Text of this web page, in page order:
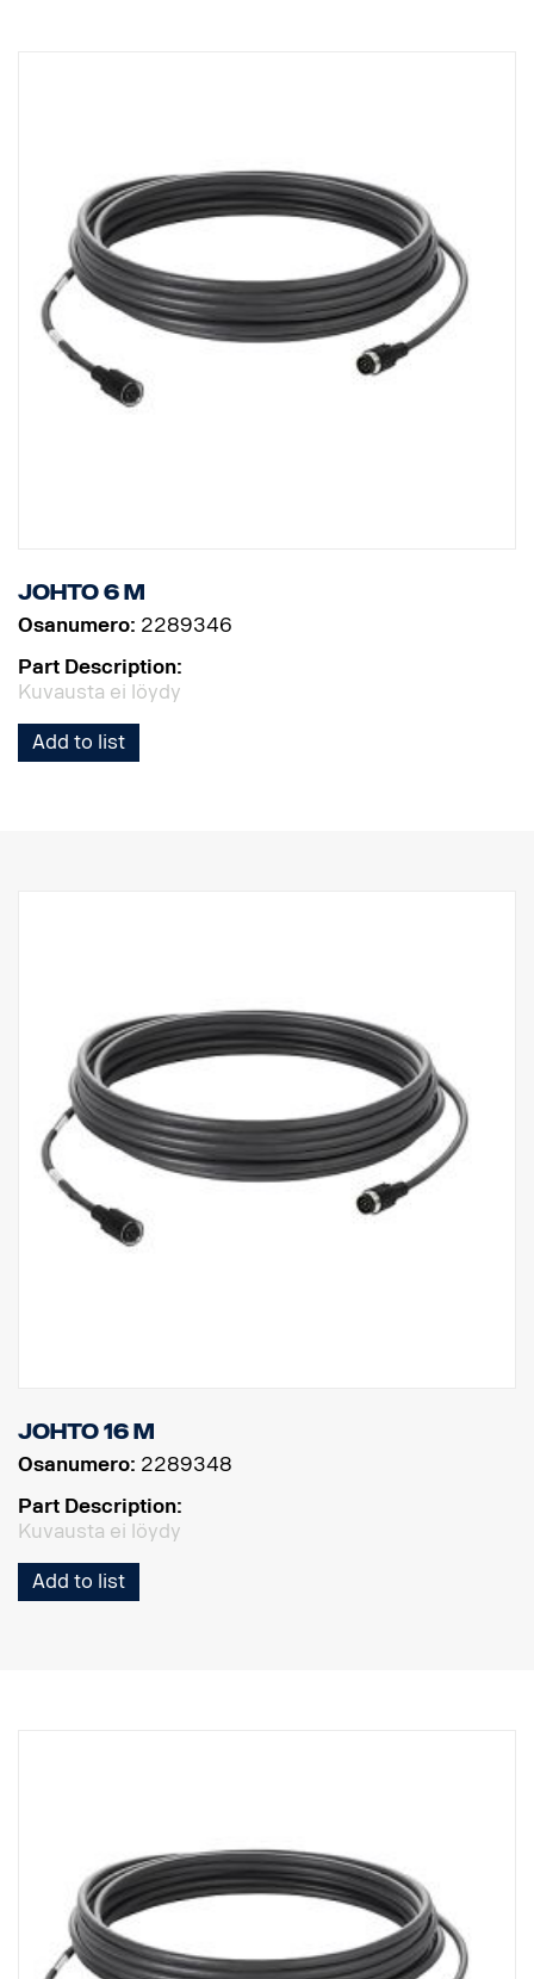
Johto 6 m
Osanumero: 2289346
Part Description:
Kuvausta ei löydy
Add to list
Johto 16 m
Osanumero: 2289348
Part Description:
Kuvausta ei löydy
Add to list